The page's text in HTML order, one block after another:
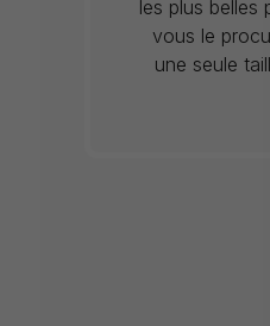
les plus belles
vous le
une seule